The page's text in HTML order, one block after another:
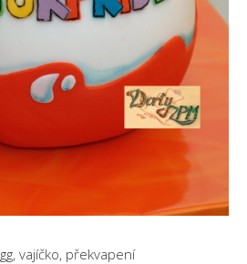
vajíčko, překvapení